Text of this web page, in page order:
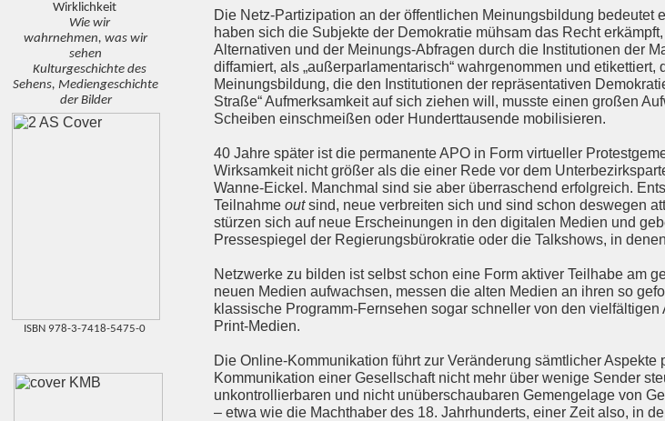
Wirklichkeit
Wie wir
wahrnehmen, was wir
sehen
Kulturgeschichte des
Sehens, Mediengeschichte
der Bilder
ISBN 978-3-7418-5475-0
Die Netz-Partizipation an der öffentlichen Meinungsbildung bedeutet
haben sich die Subjekte der Demokratie mühsam das Recht
Alternativen und der Meinungs-Abfragen durch die Institutionen der
diffamiert, als „außerparlamentarisch“ wahrgenommen und
Meinungsbildung, die den Institutionen der repräsentativen
Straße“ Aufmerksamkeit auf sich ziehen will, musste einen großen
Scheiben einschmeißen oder Hunderttausende mobilisieren.
40 Jahre später ist die permanente APO in Form virtueller
Wirksamkeit nicht größer als die einer Rede vor dem
Wanne-Eickel. Manchmal sind sie aber überraschend erfolgreich.
Teilnahme outsind, neue verbreiten sich und sind schon deswegen
stürzen sich auf neue Erscheinungen in den digitalen Medien und
Pressespiegel der Regierungsbürokratie oder die Talkshows, in
Netzwerke zu bilden ist selbst schon eine Form aktiver Teilhabe am
neuen Medien aufwachsen, messen die alten Medien an ihren so
klassische Programm-Fernsehen sogar schneller von den
Print-Medien.
Die Online-Kommunikation führt zur Veränderung sämtlicher
Kommunikation einer Gesellschaft nicht mehr über wenige Sender
unkontrollierbaren und nicht unüberschaubaren Gemengelage von
– etwa wie die Machthaber des 18. Jahrhunderts, einer Zeit also, in